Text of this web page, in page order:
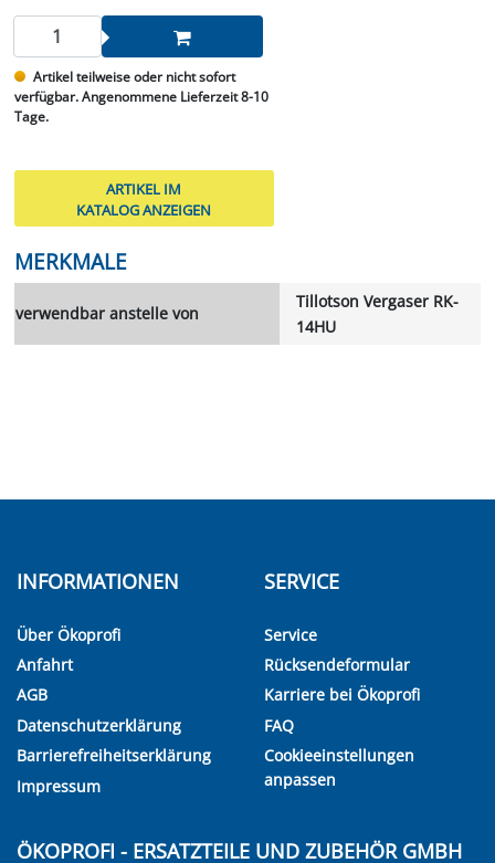
Artikel teilweise oder nicht sofort
verfügbar. Angenommene Lieferzeit 8-10
Tage.
ARTIKEL IM
KATALOG ANZEIGEN
MERKMALE
verwendbar anstelle von
Tillotson Vergaser RK-
14HU
INFORMATIONEN
Über Ökoprofi
Anfahrt
AGB
Datenschutzerklärung
Barrierefreiheitserklärung
Impressum
SERVICE
Service
Rücksendeformular
Karriere bei Ökoprofi
FAQ
Cookieeinstellungen
anpassen
ÖKOPROFI - ERSATZTEILE UND ZUBEHÖR GMBH